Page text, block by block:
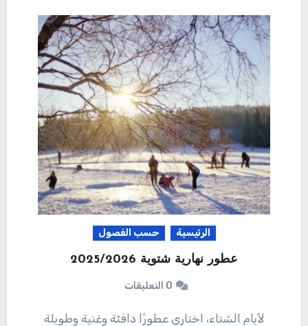
الرئيسية حسب الفصول
عطور نهارية شتوية 2025/2026
0 التعليقات
لأيام الشتاء، اختاري عطورًا دافئة وغنية وطويلة